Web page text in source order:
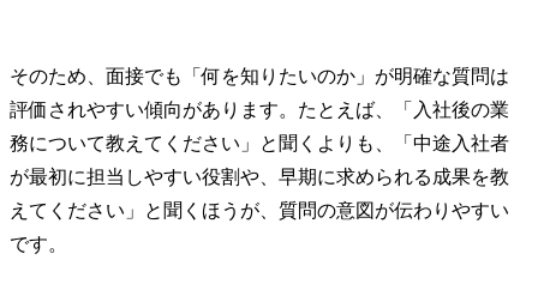
そのため、面接でも「何を知りたいのか」が明確な質問は
評価されやすい傾向があります。たとえば、「入社後の業
務について教えてください」と聞くよりも、「中途入社者
が最初に担当しやすい役割や、早期に求められる成果を教
えてください」と聞くほうが、質問の意図が伝わりやすい
です。